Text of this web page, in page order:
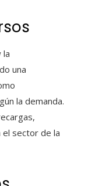
la
una
la demanda.
el sector de la